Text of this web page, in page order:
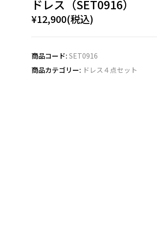
ドレス（SET0916）
¥12,900(税込)
商品コード: SET0916
商品カテゴリー: ドレス４点セット